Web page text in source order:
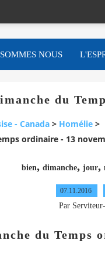
NOUS
du
- Canada > Homélie >
ordinaire - 13
bien, dimanche, jour,
07.11.2016
Par
du Temps